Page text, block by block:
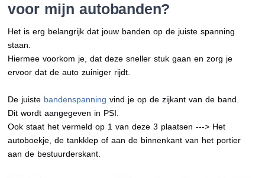
voor mijn autobanden?
Het is erg belangrijk dat jouw banden op de juiste spanning
staan.
Hiermee voorkom je, dat deze sneller stuk gaan en zorg je
ervoor dat de auto zuiniger rijdt.
De juiste bandenspanning vind je op de zijkant van de band.
Dit wordt aangegeven in PSI.
Ook staat het vermeld op 1 van deze 3 plaatsen ---> Het
autoboekje, de tankklep of aan de binnenkant van het portier
aan de bestuurderskant.